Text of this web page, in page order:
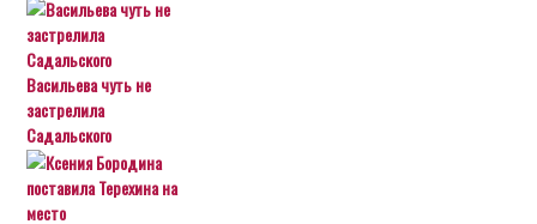
Васильева чуть не
застрелила
Садальского